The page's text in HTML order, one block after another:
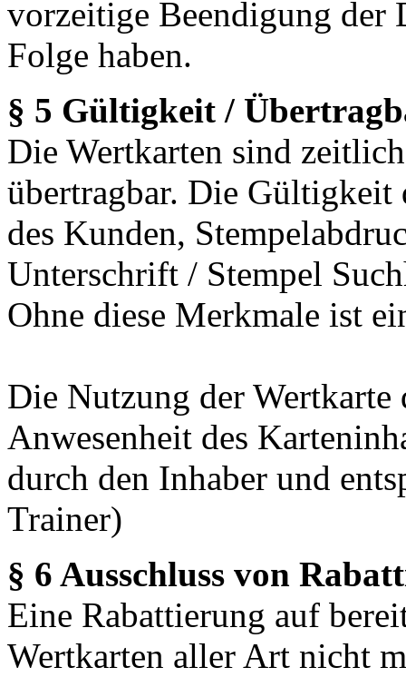
vorzeitige Beendigung der
Folge haben.
§ 5 Gültigkeit /
Die Wertkarten sind
übertragbar. Die Gültigkeit
des Kunden,
Unterschrift / Stempel
Ohne diese Merkmale ist
Die Nutzung der
Anwesenheit des
durch den Inhaber und
Trainer)
§ 6 Ausschluss von
Eine Rabattierung auf
Wertkarten aller Art nicht